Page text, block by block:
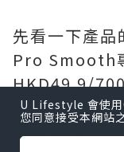
先看一下產品
Pro Smooth
HKD49.9/
針對乾枯毛
柔亮活力。
U Lifestyle 會使
您同意接受本網站